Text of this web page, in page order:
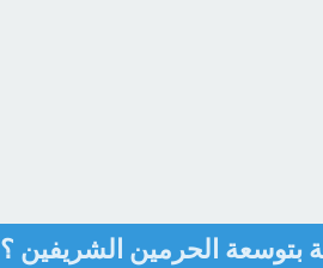
بتوسعة الحرمين الشريفين ؟